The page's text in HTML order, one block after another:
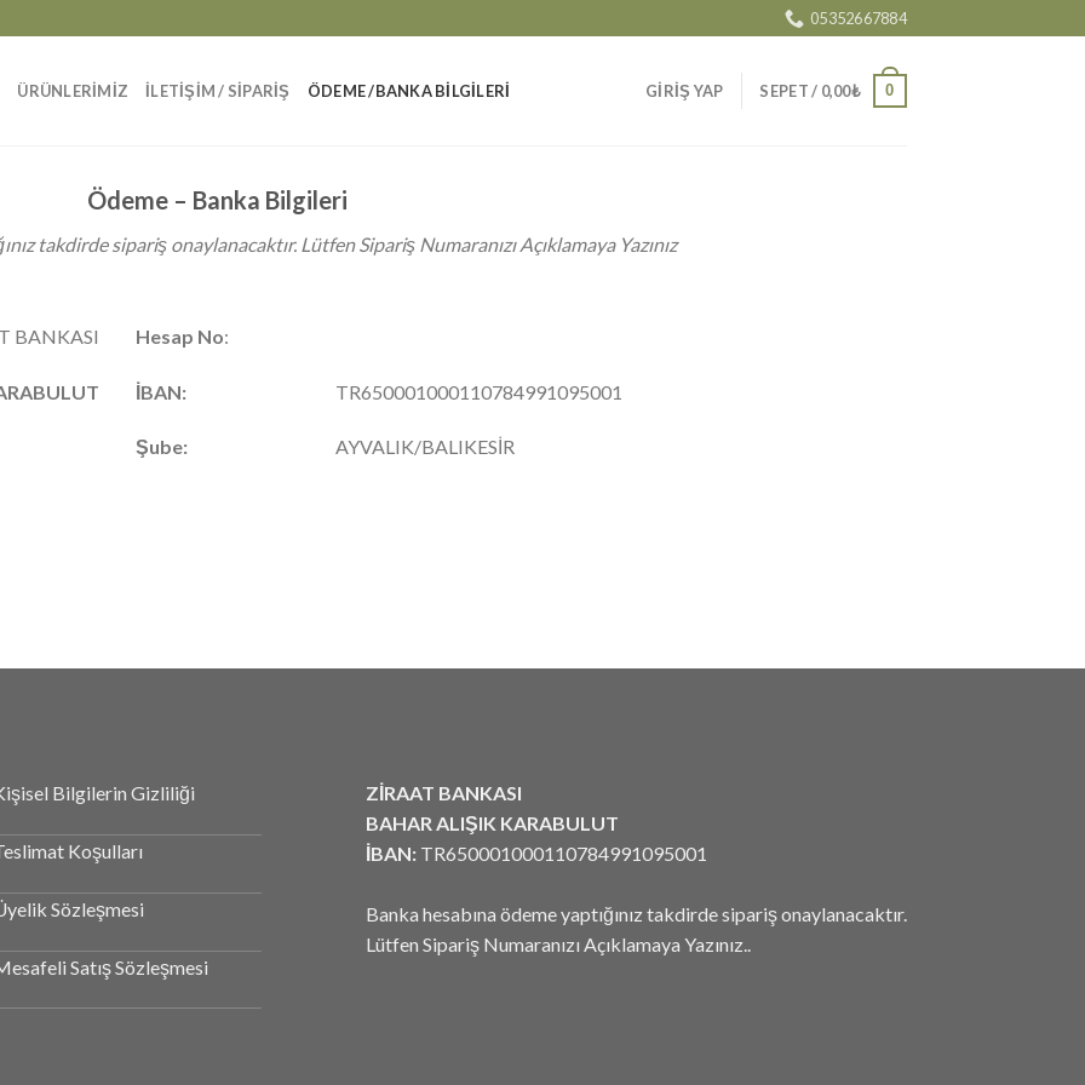
05352667884
ÜRÜNLERİMİZ İLETİŞİM / SİPARİŞ ÖDEME /BANKA BİLGİLERİ GIRIŞ YAP SEPET / 0,00₺ 0
Ödeme – Banka Bilgileri
takdirde sipariş onaylanacaktır. Lütfen Sipariş Numaranızı Açıklamaya Yazınız
BANKASI Hesap No:
İBAN:
Şube:
TR650001000110784991095001
AYVALIK/BALIKESİR
Bilgilerin Gizliliği
Koşulları
Sözleşmesi
Satış Sözleşmesi
ZİRAAT BANKASI
BAHAR ALIŞIK KARABULUT
İBAN: TR650001000110784991095001
Banka hesabına ödeme yaptığınız takdirde sipariş onaylanacaktır.
Lütfen Sipariş Numaranızı Açıklamaya Yazınız..